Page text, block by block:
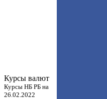
Курсы валют
Курсы НБ РБ на
26.02.2022